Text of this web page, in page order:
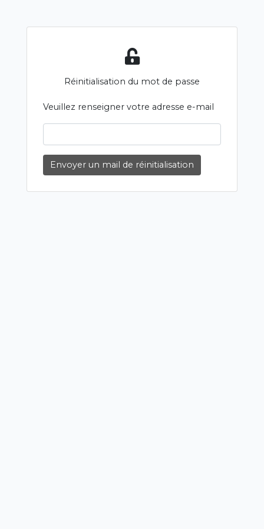
Réinitialisation du mot de passe
Veuillez renseigner votre adresse e-mail
Envoyer un mail de réinitialisation